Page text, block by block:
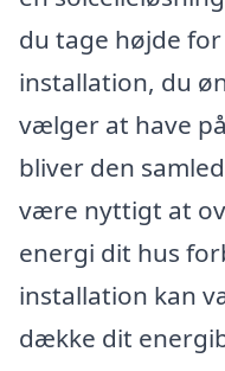
du tage højde
installation, du
vælger at have
bliver den
være nyttigt at
energi dit hus
installation kan
dække dit